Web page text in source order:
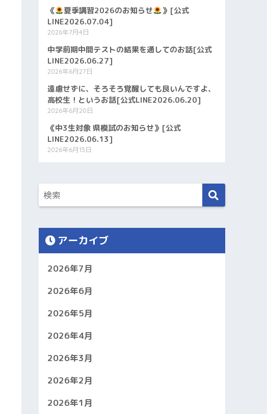
《 夏季講習2026のお知らせ
》[公式
LINE2026.07.04]
2026年7月4日
中学前期中間テストの結果を通してのお話[公式
LINE2026.06.27]
2026年6月27日
遠慮せずに、そろそろ覚醒しても良いんですよ、
高校生！というお話[公式LINE2026.06.20]
2026年6月20日
《中3生対象 県模試のお知らせ》[公式
LINE2026.06.13]
2026年6月13日
アーカイブ
2026年7月
2026年6月
2026年5月
2026年4月
2026年3月
2026年2月
2026年1月